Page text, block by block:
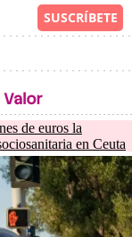
de euros la
en Ceuta